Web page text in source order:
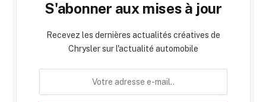
S'abonner aux mises à jour
Recevez les dernières actualités créatives de
Chrysler sur l'actualité automobile